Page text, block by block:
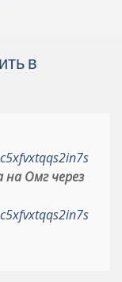
в
на Омг через